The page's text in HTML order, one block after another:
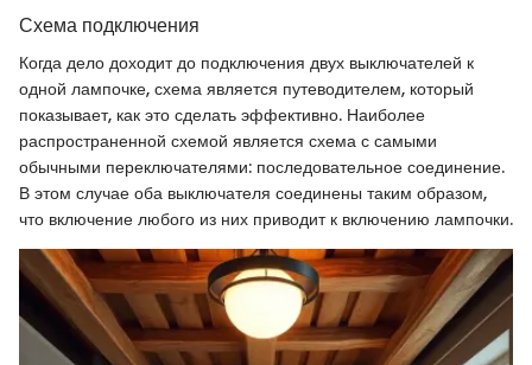
Схема подключения
Когда дело доходит до подключения двух выключателей к
одной лампочке, схема является путеводителем, который
показывает, как это сделать эффективно. Наиболее
распространенной схемой является схема с самыми
обычными переключателями: последовательное соединение.
В этом случае оба выключателя соединены таким образом,
что включение любого из них приводит к включению лампочки.